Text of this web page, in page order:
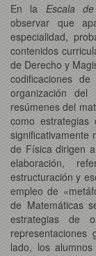
En la Escala
observar que
especialidad,
contenidos
de Derecho y
codificaciones
organización
resúmenes del
como
significativamente
de Física dirigen
elaboración,
estructuración y
empleo de
de Matemáticas
estrategias de
lado, los